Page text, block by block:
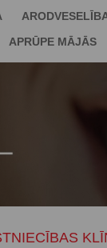
APRŪPE MĀJĀS